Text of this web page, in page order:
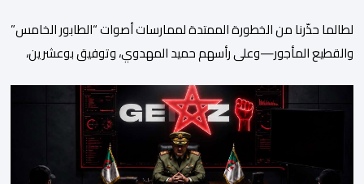
لطالما حذّرنا من الخطورة الممتدة لممارسات أصوات “الطابور الخامس”
والقطيع المأجور—وعلى رأسهم حميد المهدوي، وتوفيق بوعشرين،
أخلاقيات العمل الصحفي ومقتضيات القانون الجنائي، عبر الاستغلال
المقيت لفقر وهشاشة بعض المواطنين وتوظيف انفعالاتهم لخدمة
أجندات التهييج وضرر استقرار الوطن. وجاء بوح “أبو وائل الريفي” هذا
الأحد ليؤكد حقيقة هذه […]